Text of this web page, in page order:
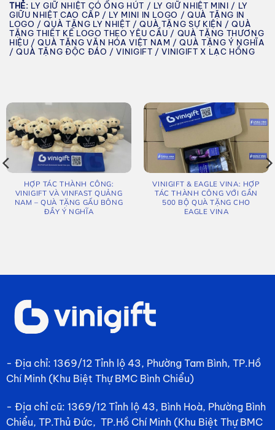
THẺ: LY GIỮ NHIỆT CÓ ỐNG HÚT / LY GIỮ NHIỆT MINI / LY
GIỮU NHIỆT CAO CẤP / LY MINI IN LOGO / QUÀ TẶNG IN
LOGO / QUÀ TẶNG LY NHIỆT / QUÀ TẶNG SỰ KIỆN / QUÀ
TẶNG THIẾT KẾ LOGO THEO YÊU CẦU / QUÀ TẶNG THƯƠNG
HIỆU / QUÀ TẶNG VĂN HÓA VIỆT NAM / QUÀ TẶNG Ý NGHĨA
/ QUÀ TẶNG ĐỘC ĐÁO / VINIGIFT / VINIGIFT X LẠC HỒNG
HỢP TÁC THÀNH CÔNG:
VINIGIFT VÀ VINFAST QUẢNG
NAM – QUÀ TẶNG GẤU BÔNG
ĐẦY Ý NGHĨA
VINIGIFT & EAGLE VINA: HỢP
TÁC THÀNH CÔNG VỚI GẦN
500 BỘ QUÀ TẶNG CHO
EAGLE VINA
- Địa chỉ: 1369/12 Tỉnh lộ 43, Phường Tam Bình, TP.Hồ
Chí Minh (Khu Biệt Thự BMC Bình Chiểu)
- Địa chỉ cũ: 1369/12 Tỉnh lộ 43, Bình Hoà, Phường Bình
Chiểu, TP.Thủ Đức, TP.Hồ Chí Minh (Khu Biệt Thự BMC